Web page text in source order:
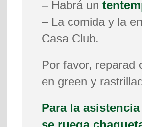
– Habrá un
– La comida y la
Casa Club.
Por favor, reparad
en green y
Para la
se ruega